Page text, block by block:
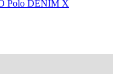
Polo DENIM X